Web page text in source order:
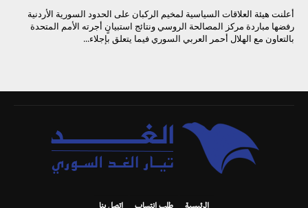
أعلنت هيئة العلاقات السياسية لمخيم الركبان على الحدود السورية الأردنية
رفضها مباردة مركز المصالحة الروسي ونتائج استبيانٍ أجرته الأمم المتحدة
بالتعاون مع الهلال أحمر العربي السوري فيما يتعلق بإجلاء...